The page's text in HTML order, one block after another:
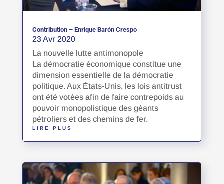
Contribution – Enrique Barón Crespo
23 Avr 2020
La nouvelle lutte antimonopole
La démocratie économique constitue une
dimension essentielle de la démocratie
politique. Aux États-Unis, les lois antitrust
ont été votées afin de faire contrepoids au
pouvoir monopolistique des géants
pétroliers et des chemins de fer.
LIRE PLUS